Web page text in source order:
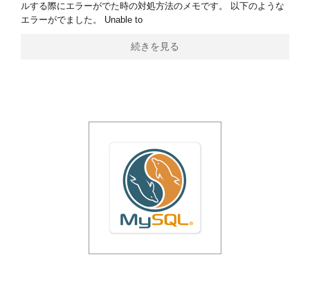
ルする際にエラーがでた時の対処方法のメモです。 以下のような
エラーがでました。 Unable to
続きを見る